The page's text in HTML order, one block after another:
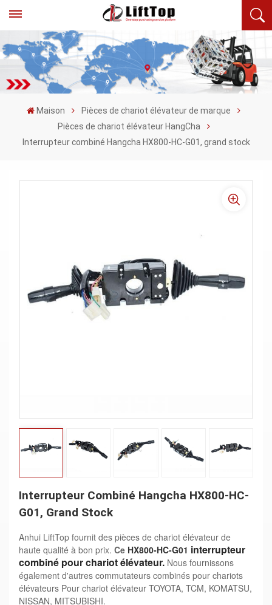
Maison
Pièces de chariot élévateur de marque
Pièces de chariot élévateur HangCha
Interrupteur combiné Hangcha HX800-HC-G01, grand stock
Interrupteur Combiné Hangcha HX800-HC-
G01, Grand Stock
Anhui LiftTop fournit des pièces de chariot élévateur de
haute qualité à bon prix. Ce HX800-HC-G01 interrupteur
combiné pour chariot élévateur. Nous fournissons
également d'autres commutateurs combinés pour chariots
élévateurs Pour chariot élévateur TOYOTA, TCM, KOMATSU,
NISSAN, MITSUBISHI.